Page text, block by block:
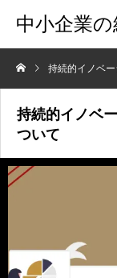
中小企業
持続的イノベ
持続的イノベ
ついて